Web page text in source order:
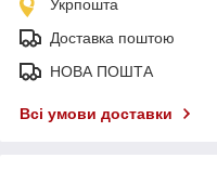
Укрпошта
Доставка поштою
НОВА ПОШТА
Всі умови доставки